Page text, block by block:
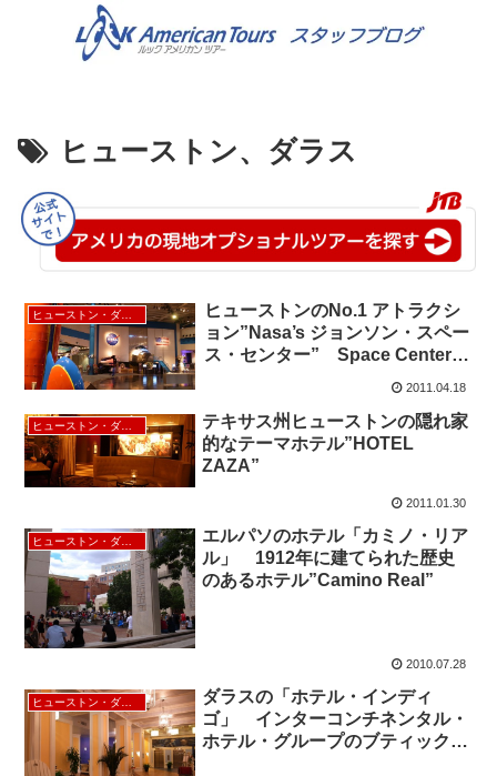
ヒューストン、ダラス
ヒューストン・ダラス
ヒューストンのNo.1 アトラクシ
ョン”Nasa’s ジョンソン・スペー
ス・センター” Space Center
2011.04.18
ヒューストン・ダラス
テキサス州ヒューストンの隠れ家
的なテーマホテル”HOTEL
ZAZA”
2011.01.30
ヒューストン・ダラス
エルパソのホテル「カミノ・リア
ル」 1912年に建てられた歴史
のあるホテル”Camino Real”
2010.07.28
ヒューストン・ダラス
ダラスの「ホテル・インディ
ゴ」 インターコンチネンタル・
ホテル・グループのブティック・